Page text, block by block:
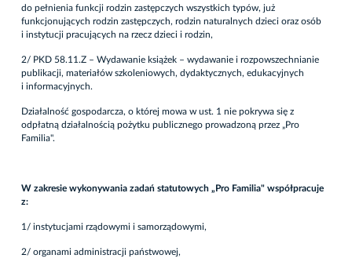
do pełnienia funkcji rodzin zastępczych wszystkich typów, już
funkcjonujących rodzin zastępczych, rodzin naturalnych dzieci oraz osób
i instytucji pracujących na rzecz dzieci i rodzin,
2/ PKD 58.11.Z – Wydawanie książek – wydawanie i rozpowszechnianie
publikacji, materiałów szkoleniowych, dydaktycznych, edukacyjnych
i informacyjnych.
Działalność gospodarcza, o której mowa w ust. 1 nie pokrywa się z
odpłatną działalnością pożytku publicznego prowadzoną przez „Pro
Familia".
W zakresie wykonywania zadań statutowych „Pro Familia" współpracuje
z:
1/ instytucjami rządowymi i samorządowymi,
2/ organami administracji państwowej,